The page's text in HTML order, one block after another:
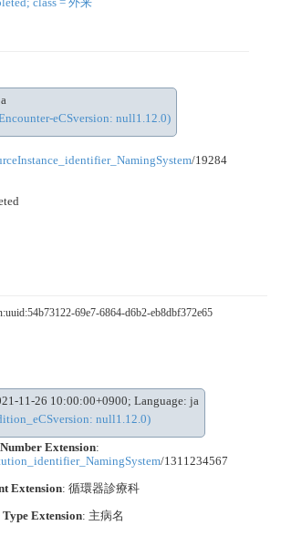
class = 外来
eCSversion: null1.12.0)
/19284
69e7-6864-d6b2-eb8dbf372e65
11-26 10:00:00+0900; Language: ja
null1.12.0)
Extension:
/1311234567
Extension: 循環器診療科
Type Extension: 主病名